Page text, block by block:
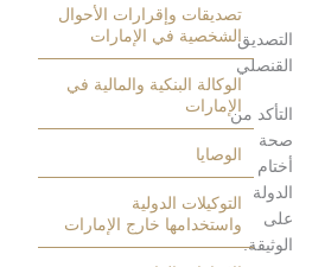
تصديقات وإقرارات الأحوال
الشخصية في الإمارات
الوكالة البنكية والمالية في
الإمارات
الوصايا
التوكيلات الدولية
واستخدامها خارج الإمارات